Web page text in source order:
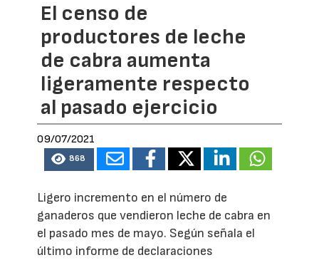
El censo de
productores de leche
de cabra aumenta
ligeramente respecto
al pasado ejercicio
09/07/2021
868
Ligero incremento en el número de
ganaderos que vendieron leche de cabra en
el pasado mes de mayo. Según señala el
último informe de declaraciones